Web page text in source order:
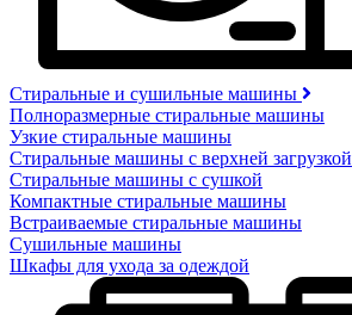
Стиральные и сушильные машины
Полноразмерные стиральные машины
Узкие стиральные машины
Стиральные машины с верхней загрузкой
Стиральные машины с сушкой
Компактные стиральные машины
Встраиваемые стиральные машины
Сушильные машины
Шкафы для ухода за одеждой